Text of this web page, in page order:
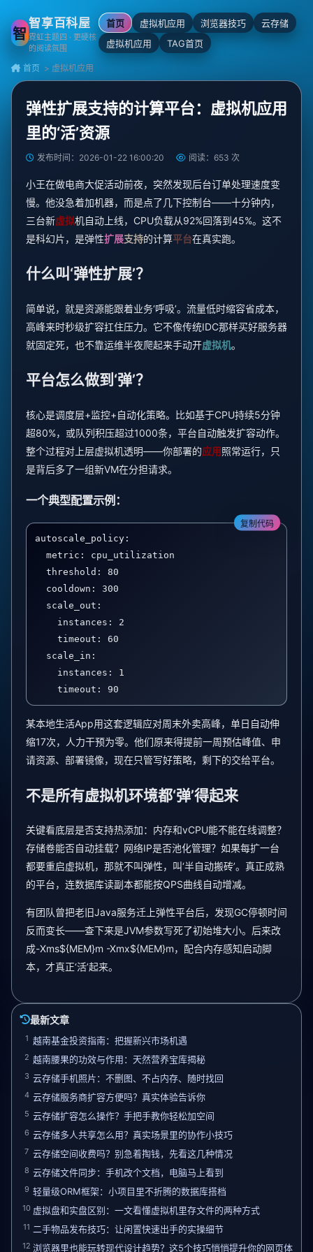
智
智享百科屋
霓虹主题四 · 更硬核
的阅读氛围
首页 虚拟机应用 浏览器技巧
云存储
虚拟机应用
TAG首页
首页 > 虚拟机应用
弹性扩展支持的计算平台：虚拟机应用
里的‘活’资源
发布时间：2026-01-22 16:00:20 阅读：653 次
小王在做电商大促活动前夜，突然发现后台订单处理速度变
慢。他没急着加机器，而是点了几下控制台——十分钟内，
三台新虚拟机自动上线，CPU负载从92%回落到45%。这不
是科幻片，是弹性扩展支持的计算平台在真实跑。
什么叫‘弹性扩展’？
简单说，就是资源能跟着业务‘呼吸’。流量低时缩容省成本，
高峰来时秒级扩容扛住压力。它不像传统IDC那样买好服务器
就固定死，也不靠运维半夜爬起来手动开虚拟机。
平台怎么做到‘弹’？
核心是调度层+监控+自动化策略。比如基于CPU持续5分钟
超80%，或队列积压超过1000条，平台自动触发扩容动作。
整个过程对上层虚拟机透明——你部署的应用照常运行，只
是背后多了一组新VM在分担请求。
一个典型配置示例：
复制代码
autoscale_policy:
  metric: cpu_utilization
  threshold: 80
  cooldown: 300
  scale_out:
    instances: 2
    timeout: 60
  scale_in:
    instances: 1
    timeout: 90
某本地生活App用这套逻辑应对周末外卖高峰，单日自动伸
缩17次，人力干预为零。他们原来得提前一周预估峰值、申
请资源、部署镜像，现在只管写好策略，剩下的交给平台。
不是所有虚拟机环境都‘弹’得起来
关键看底层是否支持热添加：内存和vCPU能不能在线调整？
存储卷能否自动挂载？网络IP是否池化管理？如果每扩一台
都要重启虚拟机，那就不叫弹性，叫‘半自动搬砖’。真正成熟
的平台，连数据库读副本都能按QPS曲线自动增减。
有团队曾把老旧Java服务迁上弹性平台后，发现GC停顿时间
反而变长——查下来是JVM参数写死了初始堆大小。后来改
成-Xms${MEM}m -Xmx${MEM}m，配合内存感知启动脚
本，才真正‘活’起来。
最新文章
1 越南基金投资指南：把握新兴市场机遇
2 越南腰果的功效与作用：天然营养宝库揭秘
3 云存储手机照片：不删图、不占内存、随时找回
4 云存储服务商扩容方便吗？真实体验告诉你
5 云存储扩容怎么操作？手把手教你轻松加空间
6 云存储多人共享怎么用？真实场景里的协作小技巧
7 云存储空间收费吗？别急着掏钱，先看这几种情况
8 云存储文件同步：手机改个文档，电脑马上看到
9 轻量级ORM框架：小项目里不折腾的数据库搭档
10 虚拟盘和实盘区别：一文看懂虚拟机里存文件的两种方式
11 二手物品发布技巧：让闲置快速出手的实操细节
12 浏览器里也能玩转现代设计趋势？这5个技巧悄悄提升你的网页体